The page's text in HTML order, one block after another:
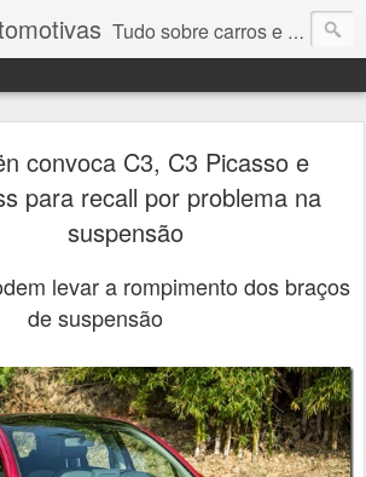
Tudo sobre carros e motores
convoca C3, C3 Picasso e
para recall por problema na
suspensão
levar a rompimento dos braços
de suspensão